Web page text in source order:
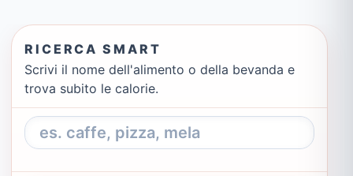
RICERCA SMART
Scrivi il nome dell'alimento o della bevanda e
trova subito le calorie.